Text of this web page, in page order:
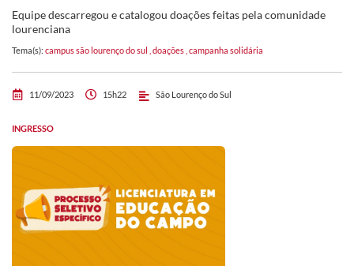
Equipe descarregou e catalogou doações feitas pela comunidade
lourenciana
Tema(s): campus são lourenço do sul doações campanha solidária
11/09/2023 15h22 São Lourenço do Sul
INGRESSO